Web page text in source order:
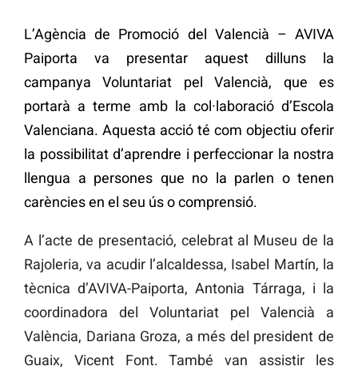
L’Agència de Promoció del Valencià – AVIVA
Paiporta va presentar aquest dilluns la
campanya Voluntariat pel Valencià, que es
portarà a terme amb la col·laboració d’Escola
Valenciana. Aquesta acció té com objectiu oferir
la possibilitat d’aprendre i perfeccionar la nostra
llengua a persones que no la parlen o tenen
carències en el seu ús o comprensió.
A l’acte de presentació, celebrat al Museu de la
Rajoleria, va acudir l’alcaldessa, Isabel Martín, la
tècnica d’AVIVA-Paiporta, Antonia Tárraga, i la
coordinadora del Voluntariat pel Valencià a
València, Dariana Groza, a més del president de
Guaix, Vicent Font. També van assistir les